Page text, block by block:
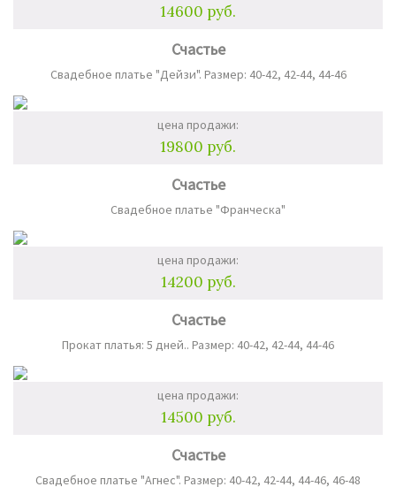
14600 руб.
Счастье
Свадебное платье "Дейзи". Размер: 40-42, 42-44, 44-46
цена продажи:
19800 руб.
Счастье
Свадебное платье "Франческа"
цена продажи:
14200 руб.
Счастье
Прокат платья: 5 дней.. Размер: 40-42, 42-44, 44-46
цена продажи:
14500 руб.
Счастье
Свадебное платье "Агнес". Размер: 40-42, 42-44, 44-46, 46-48